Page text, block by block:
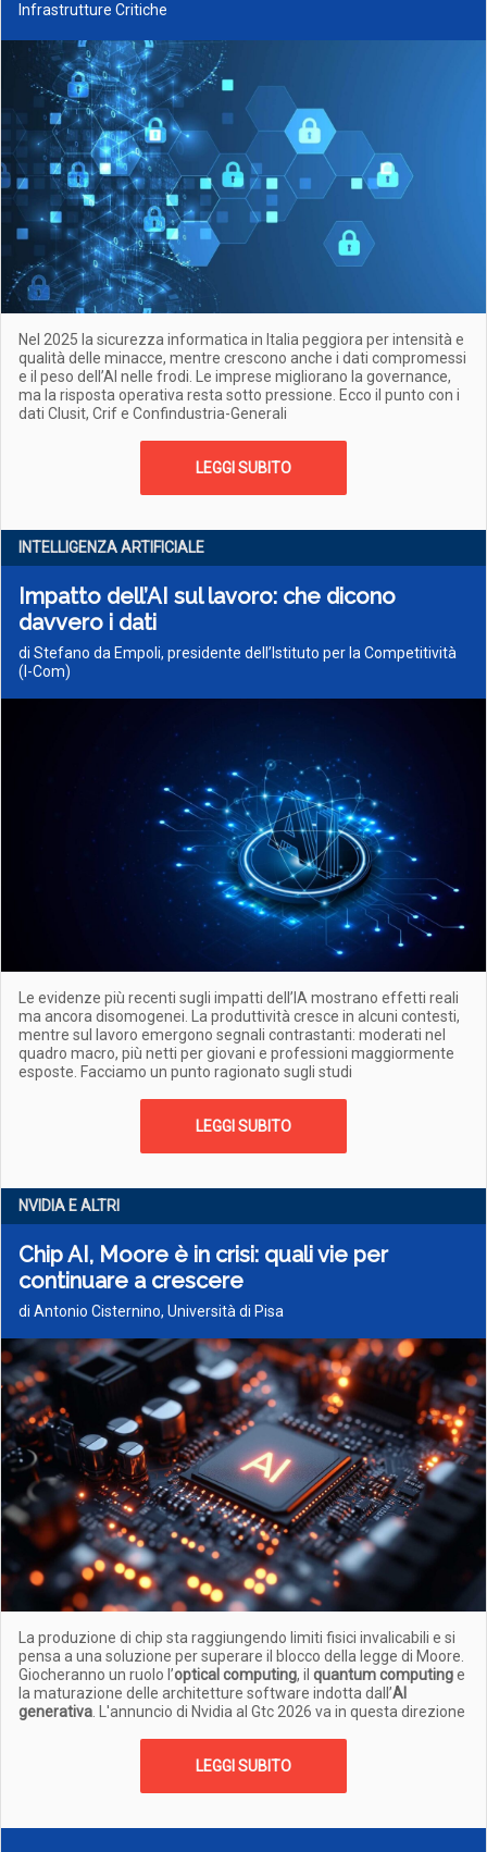
Infrastrutture Critiche
Nel 2025 la sicurezza informatica in Italia peggiora per intensità e
qualità delle minacce, mentre crescono anche i dati compromessi
e il peso dell’AI nelle frodi. Le imprese migliorano la governance,
ma la risposta operativa resta sotto pressione. Ecco il punto con i
dati Clusit, Crif e Confindustria-Generali
LEGGI SUBITO
INTELLIGENZA ARTIFICIALE
Impatto dell’AI sul lavoro: che dicono
davvero i dati
di Stefano da Empoli, presidente dell’Istituto per la Competitività
(I-Com)
Le evidenze più recenti sugli impatti dell’IA mostrano effetti reali
ma ancora disomogenei. La produttività cresce in alcuni contesti,
mentre sul lavoro emergono segnali contrastanti: moderati nel
quadro macro, più netti per giovani e professioni maggiormente
esposte. Facciamo un punto ragionato sugli studi
LEGGI SUBITO
NVIDIA E ALTRI
Chip AI, Moore è in crisi: quali vie per
continuare a crescere
di Antonio Cisternino, Università di Pisa
La produzione di chip sta raggiungendo limiti fisici invalicabili e si
pensa a una soluzione per superare il blocco della legge di Moore.
Giocheranno un ruolo l’optical computing, il quantum computinge
la maturazione delle architetture software indotta dall’AI
generativa . L'annuncio di Nvidia al Gtc 2026 va in questa direzione
LEGGI SUBITO